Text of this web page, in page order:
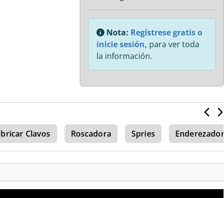
Nota: Regístrese gratis o
inicie sesión, para ver toda
la información.
Clavos Roscadora Spries Enderezador